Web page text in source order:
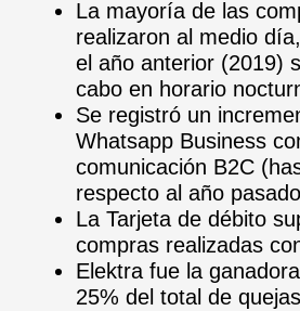
La mayoría de las
realizaron al medio
el año anterior (2019)
cabo en horario
Se registró un
Whatsapp Business
comunicación B2C
respecto al año
La Tarjeta de débito
compras realizadas
Elektra fue la
25% del total de